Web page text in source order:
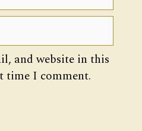
and website in this
time I comment.